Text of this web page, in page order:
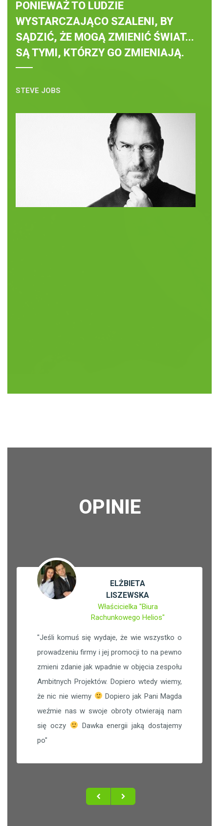
PONIEWAŻ TO LUDZIE
WYSTARCZAJĄCO SZALENI, BY
SĄDZIĆ, ŻE MOGĄ ZMIENIĆ ŚWIAT...
SĄ TYMI, KTÓRZY GO ZMIENIAJĄ.
STEVE JOBS
OPINIE
ELŻBIETA
LISZEWSKA
Właścicielka "Biura
Rachunkowego Helios"
"Jeśli komuś się wydaje, że wie wszystko o
prowadzeniu firmy i jej promocji to na pewno
zmieni zdanie jak wpadnie w objęcia zespołu
Ambitnych Projektów. Dopiero wtedy wiemy,
że nic nie wiemy
Dopiero jak Pani Magda
weźmie nas w swoje obroty otwierają nam
się oczy
Dawka energii jaką dostajemy
po"